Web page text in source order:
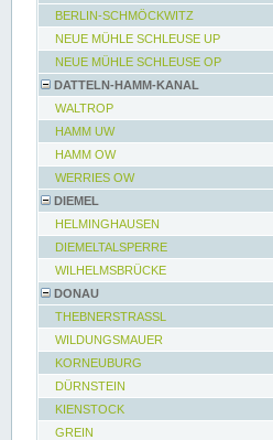
BERLIN-SCHMÖCKWITZ
NEUE MÜHLE SCHLEUSE UP
NEUE MÜHLE SCHLEUSE OP
DATTELN-HAMM-KANAL
WALTROP
HAMM UW
HAMM OW
WERRIES OW
DIEMEL
HELMINGHAUSEN
DIEMELTALSPERRE
WILHELMSBRÜCKE
DONAU
THEBNERSTRASSL
WILDUNGSMAUER
KORNEUBURG
DÜRNSTEIN
KIENSTOCK
GREIN